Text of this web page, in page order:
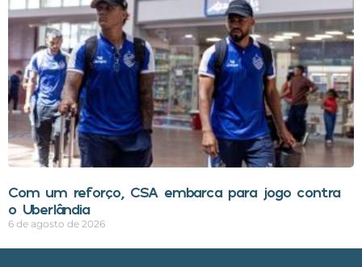
Com um reforço, CSA embarca para jogo contra
o Uberlândia
6 de agosto de 2026